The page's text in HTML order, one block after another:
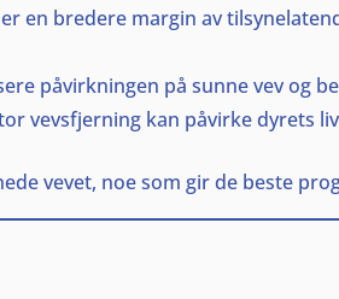
en bredere margin av
påvirkningen på sunne vev og
vevsfjerning kan påvirke dyrets
vevet, noe som gir de beste